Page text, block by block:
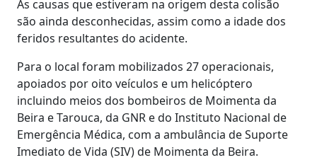
As causas que estiveram na origem desta colisão
são ainda desconhecidas, assim como a idade dos
feridos resultantes do acidente.
Para o local foram mobilizados 27 operacionais,
apoiados por oito veículos e um helicóptero
incluindo meios dos bombeiros de Moimenta da
Beira e Tarouca, da GNR e do Instituto Nacional de
Emergência Médica, com a ambulância de Suporte
Imediato de Vida (SIV) de Moimenta da Beira.